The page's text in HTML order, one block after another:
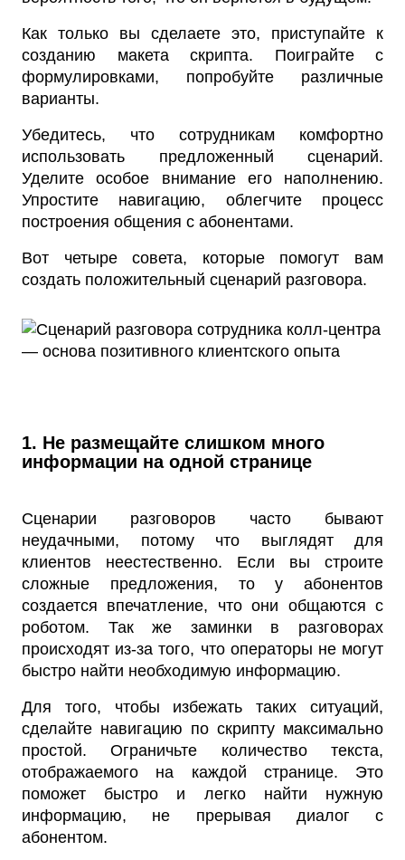
Как только вы сделаете это, приступайте к
созданию макета скрипта. Поиграйте с
формулировками, попробуйте различные
варианты.
Убедитесь, что сотрудникам комфортно
использовать предложенный сценарий.
Уделите особое внимание его наполнению.
Упростите навигацию, облегчите процесс
построения общения с абонентами.
Вот четыре совета, которые помогут вам
создать положительный сценарий разговора.
1. Не размещайте слишком много
информации на одной странице
Сценарии разговоров часто бывают
неудачными, потому что выглядят для
клиентов неестественно. Если вы строите
сложные предложения, то у абонентов
создается впечатление, что они общаются с
роботом. Так же заминки в разговорах
происходят из-за того, что операторы не могут
быстро найти необходимую информацию.
Для того, чтобы избежать таких ситуаций,
сделайте навигацию по скрипту максимально
простой. Ограничьте количество текста,
отображаемого на каждой странице. Это
поможет быстро и легко найти нужную
информацию, не прерывая диалог с
абонентом.